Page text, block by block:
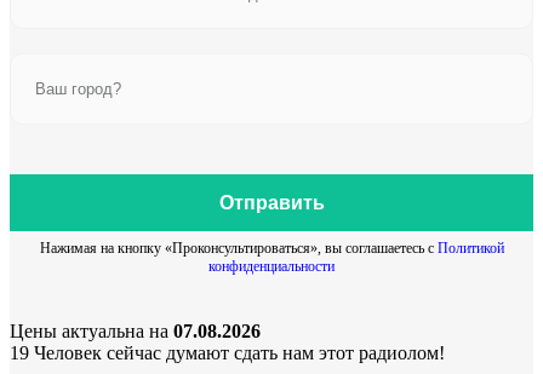
Отправить
Нажимая на кнопку «Проконсультироваться», вы соглашаетесь с Политикой
конфиденциальности
Цены актуальна на 07.08.2026
19 Человек сейчас думают сдать нам этот радиолом!